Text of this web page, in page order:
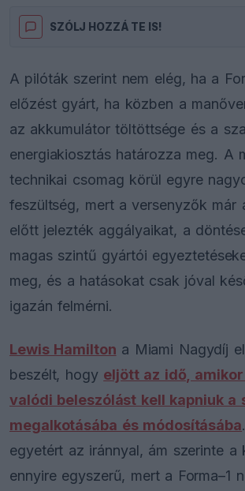
SZÓLJ HOZZÁ TE IS!
A pilóták szerint nem elég, ha a
előzést gyárt, ha közben a
az akkumulátor töltöttsége és a
energiakiosztás határozza meg. A
technikai csomag körül egyre
feszültség, mert a versenyzők már
előtt jelezték aggályaikat, a
magas szintű gyártói
meg, és a hatásokat csak jóval
igazán felmérni.
Lewis Hamilton a Miami Nagydíj
beszélt, hogy eljött az idő,
valódi beleszólást kell kapniuk a
megalkotásába és módosításába
egyetért az iránnyal, ám szerinte a
ennyire egyszerű, mert a Forma–1